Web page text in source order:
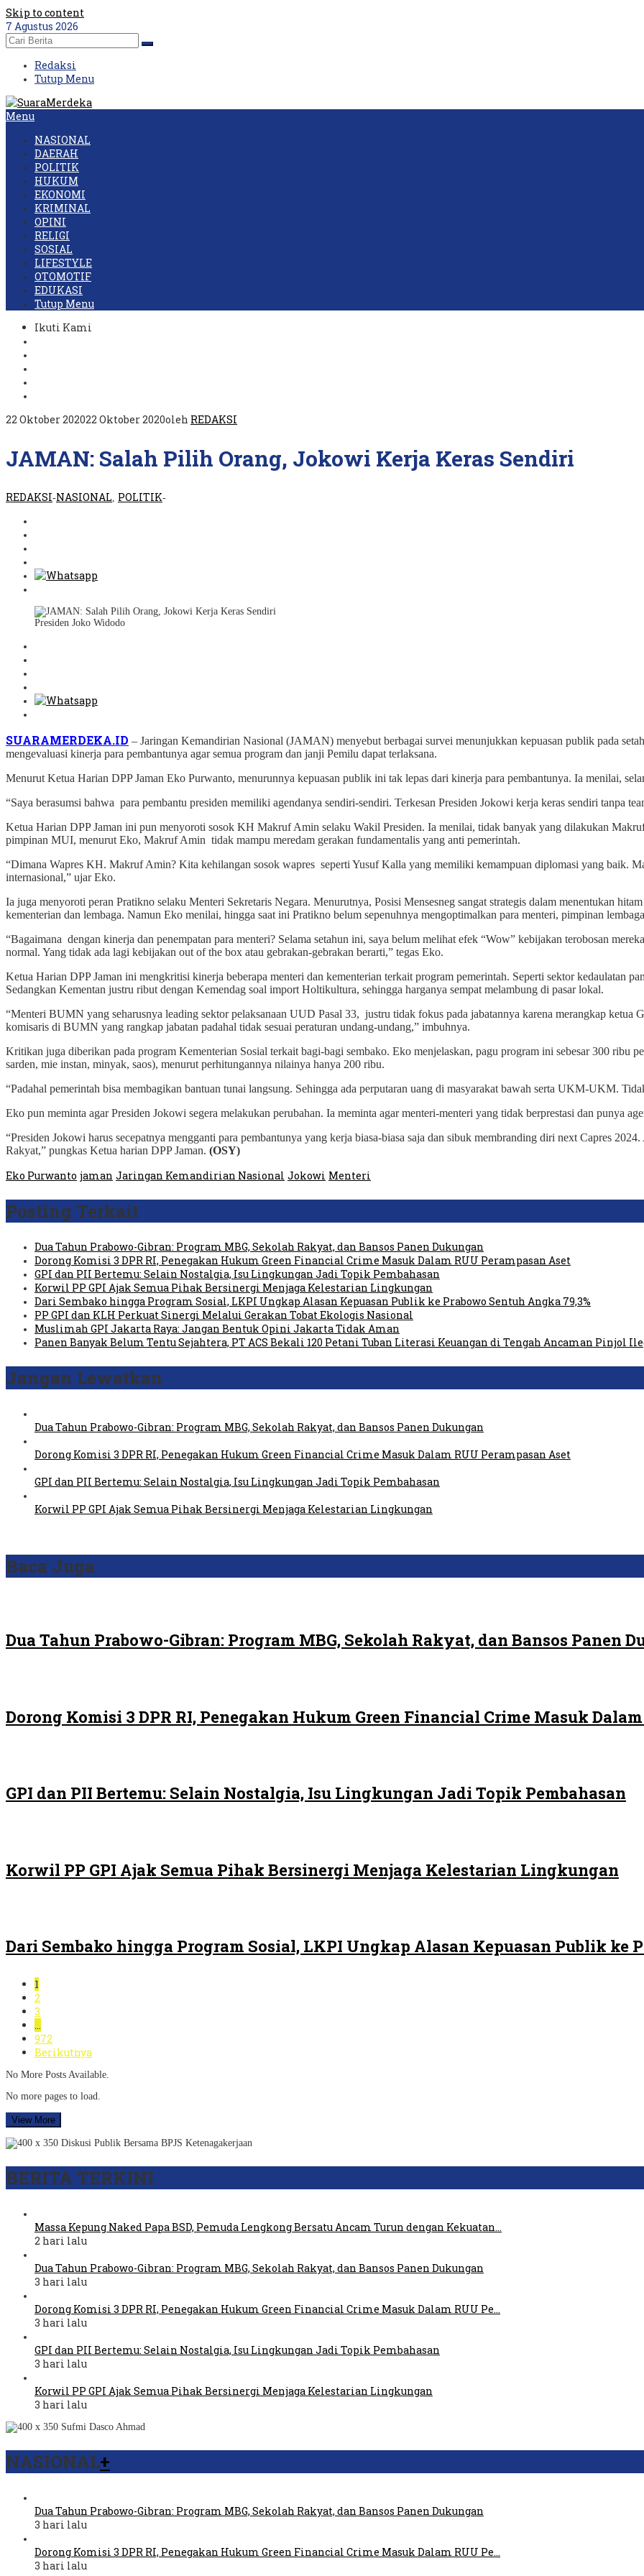
Skip to content
7 Agustus 2026
Redaksi
Tutup Menu
Menu
NASIONAL
DAERAH
POLITIK
HUKUM
EKONOMI
KRIMINAL
OPINI
RELIGI
SOSIAL
LIFESTYLE
OTOMOTIF
EDUKASI
Tutup Menu
Ikuti Kami
22 Oktober 202022 Oktober 2020oleh REDAKSI
JAMAN: Salah Pilih Orang, Jokowi Kerja Keras Sendiri
REDAKSI-NASIONAL POLITIK-
Presiden Joko Widodo
SUARAMERDEKA.ID – Jaringan Kemandirian Nasional (JAMAN) menyebut berbagai survei menunjukkan kepuasan publik pada
mengevaluasi kinerja para pembantunya agar semua program dan janji Pemilu dapat terlaksana.
Menurut Ketua Harian DPP Jaman Eko Purwanto, menurunnya kepuasan publik ini tak lepas dari kinerja para pembantunya. Ia menilai,
“Saya berasumsi bahwa para pembantu presiden memiliki agendanya sendiri-sendiri. Terkesan Presiden Jokowi kerja keras sendiri tanpa
Ketua Harian DPP Jaman ini pun menyoroti sosok KH Makruf Amin selaku Wakil Presiden. Ia menilai, tidak banyak yang dilakukan
pimpinan MUI, menurut Eko, Makruf Amin tidak mampu meredam gerakan fundamentalis yang anti pemerintah.
“Dimana Wapres KH. Makruf Amin? Kita kehilangan sosok wapres seperti Yusuf Kalla yang memiliki kemampuan diplomasi yang baik.
internasional,” ujar Eko.
Ia juga menyoroti peran Pratikno selaku Menteri Sekretaris Negara. Menurutnya, Posisi Mensesneg sangat strategis dalam menentukan
kementerian dan lembaga. Namun Eko menilai, hingga saat ini Pratikno belum sepenuhnya mengoptimalkan para menteri, pimpinan
“Bagaimana dengan kinerja dan penempatan para menteri? Selama setahun ini, saya belum melihat efek “Wow” kebijakan terobosan
normal. Yang tidak ada lagi kebijakan out of the box atau gebrakan-gebrakan berarti,” tegas Eko.
Ketua Harian DPP Jaman ini mengkritisi kinerja beberapa menteri dan kementerian terkait program pemerintah. Seperti sektor kedaulatan
Sedangkan Kementan justru ribut dengan Kemendag soal import Holtikultura, sehingga harganya sempat melambung di pasar lokal.
“Menteri BUMN yang seharusnya leading sektor pelaksanaan UUD Pasal 33, justru tidak fokus pada jabatannya karena merangkap ketua
komisaris di BUMN yang rangkap jabatan padahal tidak sesuai peraturan undang-undang,” imbuhnya.
Kritikan juga diberikan pada program Kementerian Sosial terkait bagi-bagi sembako. Eko menjelaskan, pagu program ini sebesar 300 ribu
sarden, mie instan, minyak, saos), menurut perhitungannya nilainya hanya 200 ribu.
“Padahal pemerintah bisa membagikan bantuan tunai langsung. Sehingga ada perputaran uang di masyarakat bawah serta UKM-UKM.
Eko pun meminta agar Presiden Jokowi segera melakukan perubahan. Ia meminta agar menteri-menteri yang tidak berprestasi dan punya
“Presiden Jokowi harus secepatnya mengganti para pembantunya yang kerja biasa-biasa saja dan sibuk membranding diri next Capres
Rakyat,” pungkas Ketua harian DPP Jaman. (OSY)
Eko Purwanto jaman Jaringan Kemandirian Nasional Jokowi Menteri
Posting Terkait
Dua Tahun Prabowo-Gibran: Program MBG, Sekolah Rakyat, dan Bansos Panen Dukungan
Dorong Komisi 3 DPR RI, Penegakan Hukum Green Financial Crime Masuk Dalam RUU Perampasan Aset
GPI dan PII Bertemu: Selain Nostalgia, Isu Lingkungan Jadi Topik Pembahasan
Korwil PP GPI Ajak Semua Pihak Bersinergi Menjaga Kelestarian Lingkungan
Dari Sembako hingga Program Sosial, LKPI Ungkap Alasan Kepuasan Publik ke Prabowo Sentuh Angka 79,3%
PP GPI dan KLH Perkuat Sinergi Melalui Gerakan Tobat Ekologis Nasional
Muslimah GPI Jakarta Raya: Jangan Bentuk Opini Jakarta Tidak Aman
Panen Banyak Belum Tentu Sejahtera, PT ACS Bekali 120 Petani Tuban Literasi Keuangan di Tengah Ancaman Pinjol
Jangan Lewatkan
Dua Tahun Prabowo-Gibran: Program MBG, Sekolah Rakyat, dan Bansos Panen Dukungan
Dorong Komisi 3 DPR RI, Penegakan Hukum Green Financial Crime Masuk Dalam RUU Perampasan Aset
GPI dan PII Bertemu: Selain Nostalgia, Isu Lingkungan Jadi Topik Pembahasan
Korwil PP GPI Ajak Semua Pihak Bersinergi Menjaga Kelestarian Lingkungan
Baca Juga
Dua Tahun Prabowo-Gibran: Program MBG, Sekolah Rakyat, dan Bansos Panen
Dorong Komisi 3 DPR RI, Penegakan Hukum Green Financial Crime Masuk
GPI dan PII Bertemu: Selain Nostalgia, Isu Lingkungan Jadi Topik Pembahasan
Korwil PP GPI Ajak Semua Pihak Bersinergi Menjaga Kelestarian Lingkungan
Dari Sembako hingga Program Sosial, LKPI Ungkap Alasan Kepuasan Publik ke
1
2
3
…
972
Berikutnya
No More Posts Available.
No more pages to load.
View More
BERITA TERKINI
Massa Kepung Naked Papa BSD, Pemuda Lengkong Bersatu Ancam Turun dengan Kekuatan…
2 hari lalu
Dua Tahun Prabowo-Gibran: Program MBG, Sekolah Rakyat, dan Bansos Panen Dukungan
3 hari lalu
Dorong Komisi 3 DPR RI, Penegakan Hukum Green Financial Crime Masuk Dalam RUU Pe…
3 hari lalu
GPI dan PII Bertemu: Selain Nostalgia, Isu Lingkungan Jadi Topik Pembahasan
3 hari lalu
Korwil PP GPI Ajak Semua Pihak Bersinergi Menjaga Kelestarian Lingkungan
3 hari lalu
NASIONAL+
Dua Tahun Prabowo-Gibran: Program MBG, Sekolah Rakyat, dan Bansos Panen Dukungan
3 hari lalu
Dorong Komisi 3 DPR RI, Penegakan Hukum Green Financial Crime Masuk Dalam RUU Pe…
3 hari lalu